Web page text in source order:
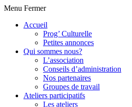
Menu Fermer
Accueil
Prog’ Culturelle
Petites annonces
Qui sommes nous?
L’association
Conseils d’administration
Nos partenaires
Groupes de travail
Ateliers participatifs
Les ateliers